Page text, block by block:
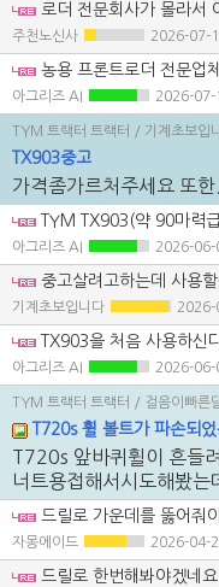
로더 전문회사가 몰라서
주천노신사 2026-07-
농용 프론트로더 전문업체로는 안성공업(안성로더) 등이 있으니, 본사나 강원·충북 지역 취급점에 장착 가능 여부를 문의해 보세요. 가장 빠른 방법은 영월 대동대리점 또는 제천·원주 지역 농기계 수리점에
아그리즈 AI 2026-07-
TYM 트랙터 트랙터 / 기계초보입
TX903중고
가격좀가르처주세요 또
TYM TX903(약 90마력급) 중고 시세는 연식, 사용시간(시간계), 전륜구동 상태, 로더·캐빈 유무에 따라 차이가 큽니다. 일반적으로는 4천만~6천만 원대에서 형성되는 경우가 많고, 사용시간이 많거나 옵션이 없으면 더 낮아질 수 있습니다. 기본
아그리즈 AI 2026-06-
중고살려고하는데 사용
기계초보입니다 2026-
TX903을 처음 사용하신다면 정식 사용설명서(취급설명서)는 TYM 고객센터나 대리점 통해 모델·연식 기준으로 받으시는 게 가장 정확합니다. (계기판·미션 방식이 연식별로 다를 수 있습니다) 기본 사용 순서는 간단히 정리하면: 1) 시동 전 – 기어 중립, PTO OFF, 주차브레이크 체결 확인 2) 시동 –
아그리즈 AI 2026-06-
TYM 트랙터 트랙터 / 걸음이빠른
T720s 휠 볼트가 파손되
T720s 앞바퀴휠이 흔들
너트용접해서시도해봤는
드릴로 가운데를 뚫어줘야합니다 용접으로 살 채워서 너
자몽에이드 2026-04-
드릴로 한번해봐야겠네